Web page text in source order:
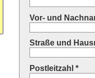
Vor- und
Straße und
Postleitzahl *